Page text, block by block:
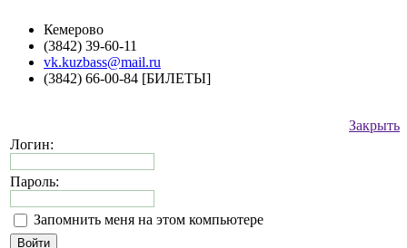
Кемерово
(3842) 39-60-11
vk.kuzbass@mail.ru
(3842) 66-00-84 [БИЛЕТЫ]
Закрыть
Логин:
Пароль:
Запомнить меня на этом компьютере